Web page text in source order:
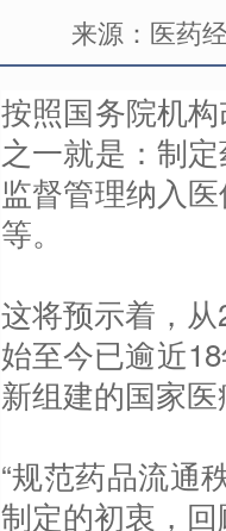
来源：医药
按照国务院机
之一就是：制
监督管理纳入
等。
这将预示着，
始至今已逾近
新组建的国家
“规范药品流通
制定的初衷，